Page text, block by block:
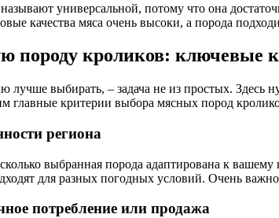
универсальной, потому что она
качества мяса очень высоки, а порода
породу кроликов: ключевые
выбирать, – задача не из простых. Здесь
главные критерии выбора мясных пород
региона
выбранная порода адаптирована к
для разных погодных условий. Очень
потребление или продажа